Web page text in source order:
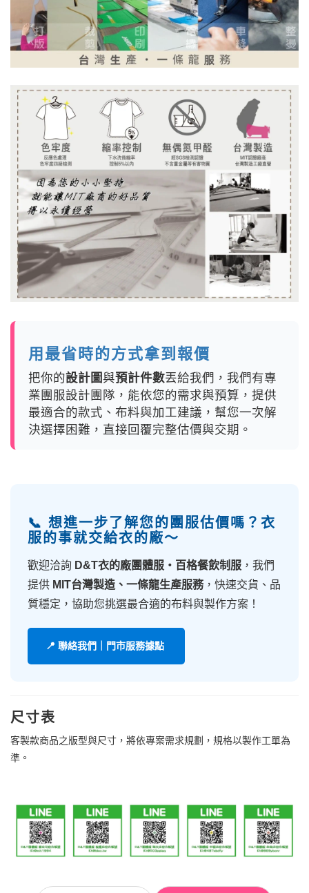
用最省時的方式拿到報價
把你的設計圖與預計件數丟給我們，我們有專
業團服設計團隊，能依您的需求與預算，提供
最適合的款式、布料與加工建議，幫您一次解
決選擇困難，直接回覆完整估價與交期。
📞 想進一步了解您的團服估價嗎？衣
服的事就交給衣的廠～
歡迎洽詢 D&T衣的廠團體服・百格餐飲制服 ，我們
提供 MIT台灣製造、一條龍生產服務，快速交貨、品
質穩定，協助您挑選最合適的布料與製作方案！
📍 聯絡我們｜門市服務據點
尺寸表
客製款商品之版型與尺寸，將依專案需求規劃，規格以製作工單為
準。